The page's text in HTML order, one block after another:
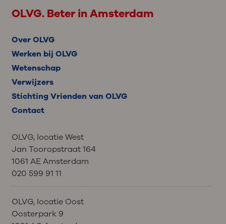
OLVG. Beter in Amsterdam
Over OLVG
Werken bij OLVG
Wetenschap
Verwijzers
Stichting Vrienden van OLVG
Contact
OLVG, locatie West
Jan Tooropstraat 164
1061 AE Amsterdam
020 599 91 11
OLVG, locatie Oost
Oosterpark 9